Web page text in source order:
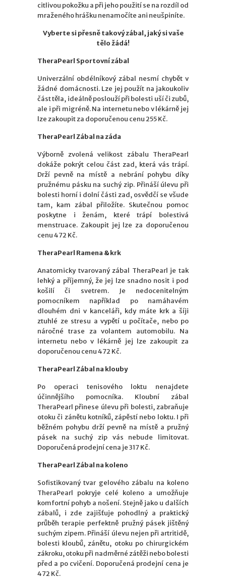
citlivou pokožku a při jeho použití se na rozdíl od
mraženého hrášku nenamočíte ani neušpiníte.
Vyberte si přesně takový zábal, jaký si vaše
tělo žádá!
TheraPearl Sportovní zábal
Univerzální obdélníkový zábal nesmí chybět v
žádné domácnosti. Lze jej použít na jakoukoliv
část těla, ideálně poslouží při bolesti uší či zubů,
ale i při migréně. Na internetu nebo v lékárně jej
lze zakoupit za doporučenou cenu 255 Kč.
TheraPearl Zábal na záda
Výborně zvolená velikost zábalu TheraPearl
dokáže pokrýt celou část zad, která vás trápí.
Drží pevně na místě a nebrání pohybu díky
pružnému pásku na suchý zip. Přináší úlevu při
bolesti horní i dolní části zad, osvědčí se všude
tam, kam zábal přiložíte. Skutečnou pomoc
poskytne i ženám, které trápí bolestivá
menstruace. Zakoupit jej lze za doporučenou
cenu 472 Kč.
TheraPearl Ramena & krk
Anatomicky tvarovaný zábal TheraPearl je tak
lehký a příjemný, že jej lze snadno nosit i pod
košilí či svetrem. Je nedocenitelným
pomocníkem například po namáhavém
dlouhém dni v kanceláři, kdy máte krk a šíji
ztuhlé ze stresu a vypětí u počítače, nebo po
náročné trase za volantem automobilu. Na
internetu nebo v lékárně jej lze zakoupit za
doporučenou cenu 472 Kč.
TheraPearl Zábal na klouby
Po operaci tenisového loktu nenajdete
účinnějšího pomocníka. Kloubní zábal
TheraPearl přinese úlevu při bolesti, zabraňuje
otoku či zánětu kotníků, zápěstí nebo loktu. I při
běžném pohybu drží pevně na místě a pružný
pásek na suchý zip vás nebude limitovat.
Doporučená prodejní cena je 317 Kč.
TheraPearl Zábal na koleno
Sofistikovaný tvar gelového zábalu na koleno
TheraPearl pokryje celé koleno a umožňuje
komfortní pohyb a nošení. Stejně jako u dalších
zábalů, i zde zajišťuje pohodlný a praktický
průběh terapie perfektně pružný pásek jištěný
suchým zipem. Přináší úlevu nejen při artritidě,
bolesti kloubů, zánětu, otoku po chirurgickém
zákroku, otoku při nadměrné zátěži nebo bolesti
před a po cvičení. Doporučená prodejní cena je
472 Kč.